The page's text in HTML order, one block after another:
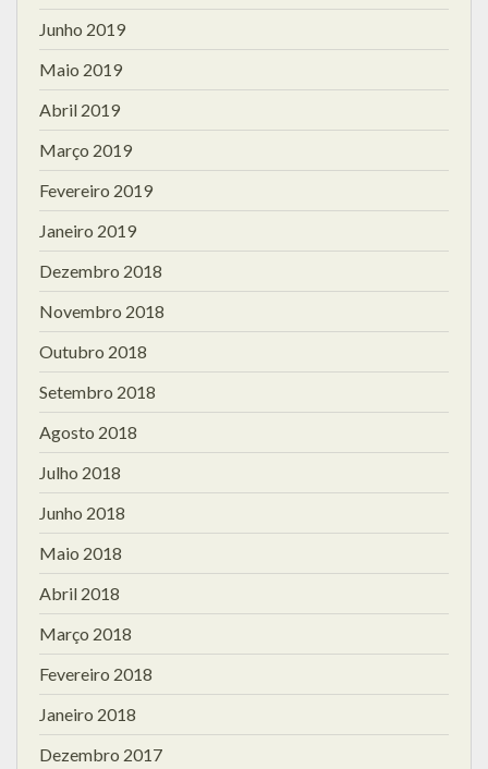
Junho 2019
Maio 2019
Abril 2019
Março 2019
Fevereiro 2019
Janeiro 2019
Dezembro 2018
Novembro 2018
Outubro 2018
Setembro 2018
Agosto 2018
Julho 2018
Junho 2018
Maio 2018
Abril 2018
Março 2018
Fevereiro 2018
Janeiro 2018
Dezembro 2017